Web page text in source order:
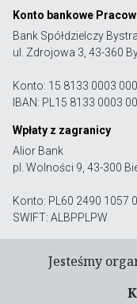
Konto bankowe
Bank Spółdzielczy Bystra
ul. Zdrojowa 3, 43-360
Konto: 15 8133 0003
IBAN: PL15 8133 0003
Wpłaty z zagranicy
Alior Bank
pl. Wolności 9, 43-300
Konto: PL60 2490 1057
SWIFT: ALBPPLPW
Jesteśmy